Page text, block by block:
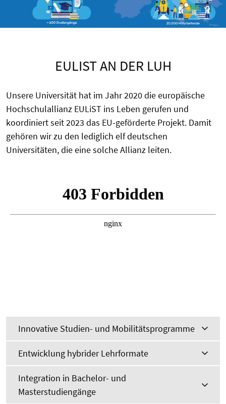
EULIST AN DER LUH
Unsere Universität hat im Jahr 2020 die europäische
Hochschulallianz EULiST ins Leben gerufen und
koordiniert seit 2023 das EU-geförderte Projekt. Damit
gehören wir zu den lediglich elf deutschen
Universitäten, die eine solche Allianz leiten.
Innovative Studien- und Mobilitätsprogramme
Entwicklung hybrider Lehrformate
Integration in Bachelor- und
Masterstudiengänge